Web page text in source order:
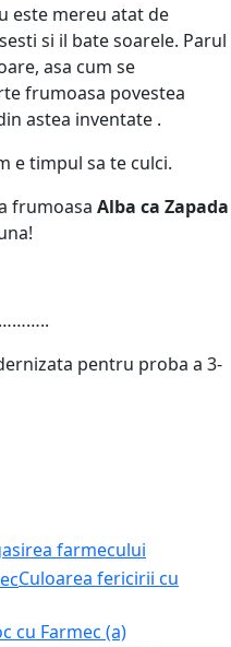
este mereu atat de
si il bate soarele. Parul
asa cum se
frumoasa povestea
astea inventate .
e timpul sa te culci.
frumoasa Alba ca Zapada
pentru proba a 3-
farmecului
Culoarea fericirii cu
cu Farmec (a)